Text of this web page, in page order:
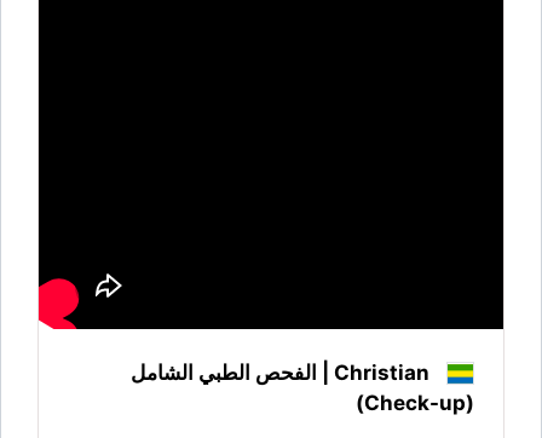
Christian | الفحص الطبي الشامل
(Check-up)